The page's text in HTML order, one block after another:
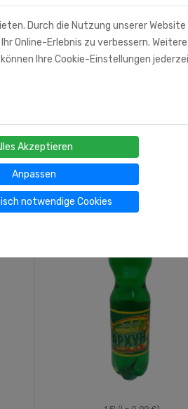
Durch die Nutzung unserer
Online-Erlebnis zu verbessern.
Ihre Cookie-Einstellungen
Akzeptieren
Anpassen
notwendige Cookies